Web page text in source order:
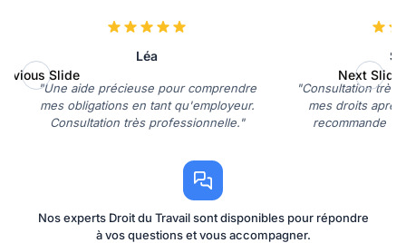
Léa
"Une aide précieuse pour comprendre
mes obligations en tant qu'employeur.
Consultation très professionnelle."
"Consultation très
mes droits
recommande
Slide Next Slide
Nos experts Droit du Travail sont disponibles pour répondre
à vos questions et vous accompagner.